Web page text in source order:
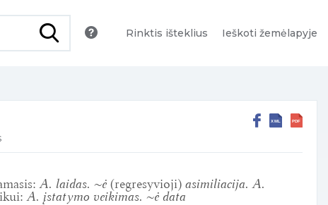
Rinktis išteklius Ieškoti žemėlapyje
A. laidas. ~ė(regresyvioji)asimiliacija. A.
A. įstatymo veikimas. ~ė data